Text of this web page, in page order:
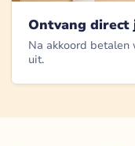
Ontvang direct
Na akkoord
uit.